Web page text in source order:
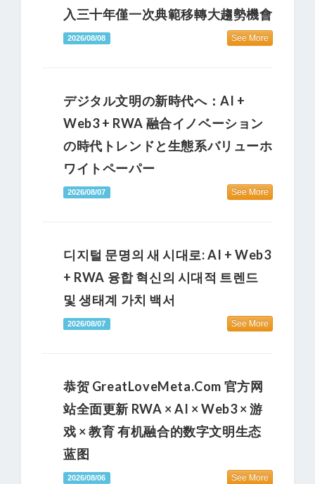
入三十年僅一次典範移轉大趨勢機會
2026/08/08 See More
デジタル文明の新時代へ：AI +
Web3 + RWA 融合イノベーション
の時代トレンドと生態系バリューホ
ワイトペーパー
2026/08/07 See More
디지털 문명의 새 시대로: AI + Web3
+ RWA 융합 혁신의 시대적 트렌드
및 생태계 가치 백서
2026/08/07 See More
恭贺 GreatLoveMeta.com 官方网
站全面更新 RWA × AI × Web3 × 游
戏 × 教育 有机融合的数字文明生态
蓝图
2026/08/06 See More